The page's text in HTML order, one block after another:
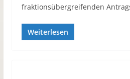
fraktionsübergreifenden
Weiterlesen